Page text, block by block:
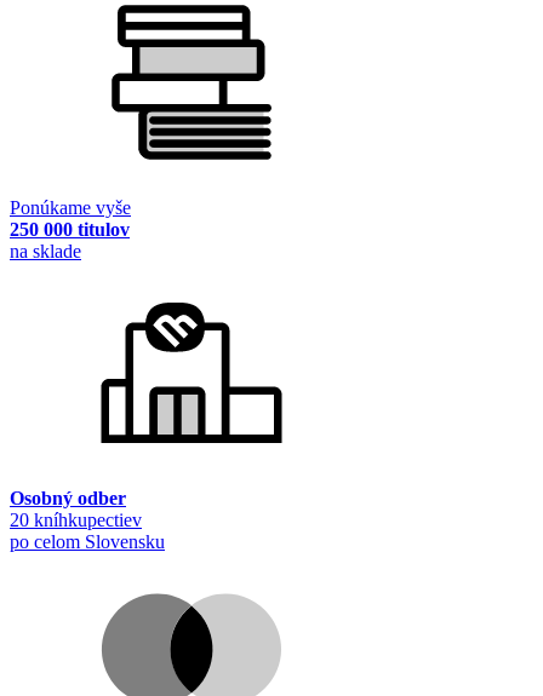
Ponúkame vyše
250 000 titulov
na sklade
Osobný odber
20 kníhkupectiev
po celom Slovensku